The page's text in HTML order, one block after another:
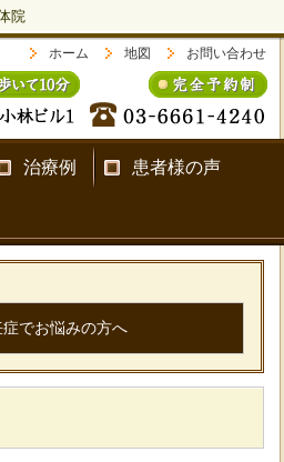
院
ホーム 地図 お問い合わせ
治療例 患者様の声
症でお悩みの方へ